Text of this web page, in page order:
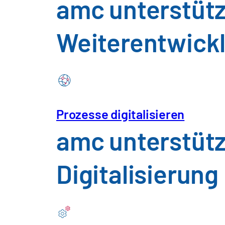
amc
Prozesse digitalisieren
amc
Digitalisierung
Veränderung gestalten
Bei amc gestalten wir spür- und
und ressourcenschonende
und Supply Chain zu entfalten.